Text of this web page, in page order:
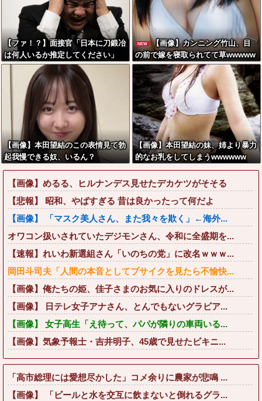
【ファ！？】面接官「日本に刀鍛冶
は何人いるか推定してください」
俺「188人です」 面接官「どうい
う風に考えましたか？」 俺「知っ
てました」→この後『こう』なった
んだがマジで納得いかな
い！！！！！
NEW
【画像】カンニング竹山、目
の前で嫁を寝取られてて草wwwww
【画像】本田望結のこの表情見て勃
起我慢できる奴、いるん？
【画像】本田望結の妹、姉より暴力
的なお乳をしてしまうwwwwww
【画像】めるる、ヒルナンデス見せたデカケツがそそる
【悲報】 昭和、やばすぎる 昔は良かったって何だよ
【画像】 「マスク美人さん、また我々を欺く」←海外...
オワコン扱いされていたデジモンさん、令和に全盛期を...
【速報】れいわ新選組さん「いのちの党」に改名ｗｗｗ...
岡田斗司夫「人間の本音としてブサイクを見たら不愉快...
【画像】俺たちの姫、佳子さまのお気に入りのドレスが...
【画像】 日テレ女子アナさん、とんでもないグラビア...
【画像】 女子高生「え待って、パパが隣りの車両いる...
【画像】気象予報士・吉井明子、45歳で見せたビキニ...
「高市総理には愛想尽かした」コメ余りに農家が悲鳴 ...
【画像】 「ビールと水を交互に飲まないと倒れるグラ...